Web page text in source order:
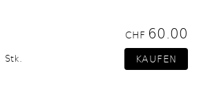
CHF 60.00
Stk.